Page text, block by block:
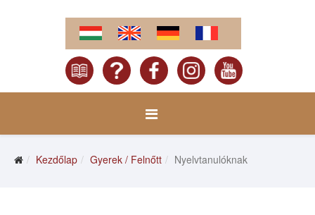
Kezdőlap Gyerek / Felnőtt Nyelvtanulóknak